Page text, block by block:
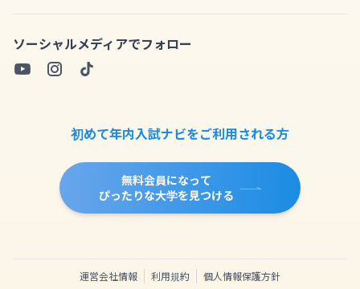
ソーシャルメディアでフォロー
初めて年内入試ナビをご利用される方
無料会員になって
ぴったりな大学を見つける
運営会社情報 利用規約 個人情報保護方針